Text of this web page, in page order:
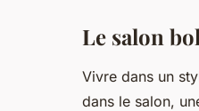
Le salon
Vivre dans un
dans le salon,